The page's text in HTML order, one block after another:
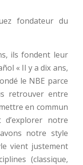
fondateur du
ils fondent leur
« Il y a dix ans,
le NBE parce
retrouver entre
en commun
d’explorer notre
notre style
vient justement
(classique,